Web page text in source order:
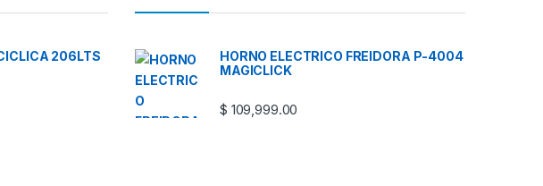
206LTS
HORNO ELECTRICO FREIDORA P-4004
MAGICLICK
$ 109,999.00